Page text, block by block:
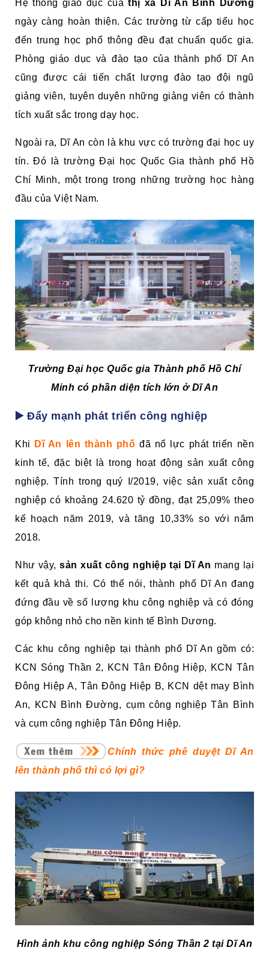
Hệ thống giáo dục củathị xã
Dĩ An Bình Dương
ngày càng hoàn thiện. Các trường từ cấp tiểu học
đến trung học phổ thông đều đạt chuẩn quốc gia.
Phòng giáo dục và đào tạo của thành phố Dĩ An
cũng được cái tiến chất lượng đào tạo đội ngũ
giảng viên, tuyên duyên những giảng viên có thành
tích xuất sắc trong dạy học.
Ngoài ra, Dĩ An còn là khu vực có trường đại học uy
tín. Đó là trường Đại học Quốc Gia thành phố Hồ
Chí Minh, một trong trong những trường học hàng
đầu của Việt Nam.
Trường Đại học Quốc gia Thành phố Hồ Chí
Minh có phần diện tích lớn ở Dĩ An
▶️ Đẩy mạnh phát triển công nghiệp
Khi Dĩ An lên thành phố đã nổ lực phát triển nền
kinh tế, đặc biệt là trong hoạt động sản xuất công
nghiệp. Tính trong quý I/2019, việc sản xuất công
nghiệp có khoảng 24.620 tỷ đồng, đạt 25,09% theo
kế hoạch năm 2019, và tăng 10,33% so với năm
2018.
Như vậy, sản xuất công nghiệp tại Dĩ An mang lại
kết quả khả thi. Có thể nói, thành phố Dĩ An đang
đứng đầu về số lượng khu công nghiệp và có đóng
góp không nhỏ cho nền kinh tế Bình Dương.
Các khu công nghiệp tại thành phố Dĩ An gồm có:
KCN Sóng Thần 2, KCN Tân Đông Hiệp, KCN Tân
Đông Hiệp A, Tân Đông Hiệp B, KCN dệt may Bình
An, KCN Bình Đường, cụm công nghiệp Tân Bình
và cụm công nghiệp Tân Đông Hiệp.
Chính thức phê duyệt Dĩ An
lên thành phố thì có lợi gì?
Hình ảnh khu công nghiệp Sóng Thần 2 tại Dĩ An